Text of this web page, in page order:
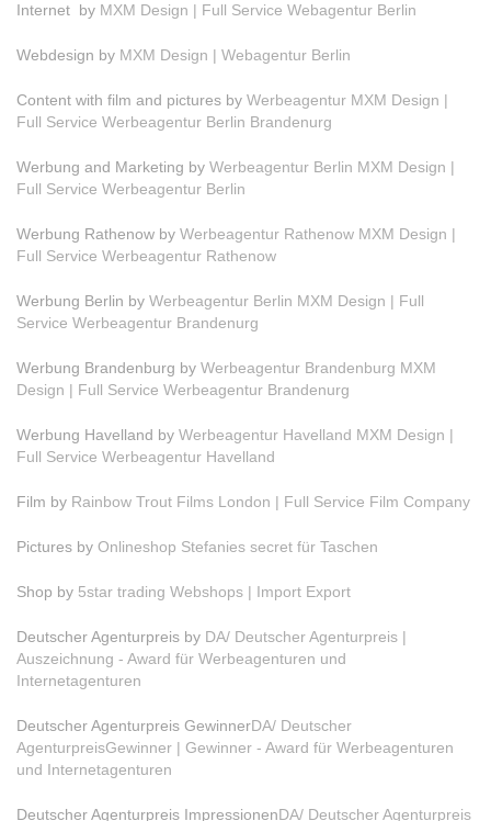
Internet by MXM Design | Full Service Webagentur Berlin
Webdesign by MXM Design | Webagentur Berlin
Content with film and pictures by Werbeagentur MXM Design |
Full Service Werbeagentur Berlin Brandenurg
Werbung and Marketing by Werbeagentur Berlin MXM Design |
Full Service Werbeagentur Berlin
Werbung Rathenow by Werbeagentur Rathenow MXM Design |
Full Service Werbeagentur Rathenow
Werbung Berlin by Werbeagentur Berlin MXM Design | Full
Service Werbeagentur Brandenurg
Werbung Brandenburg by Werbeagentur Brandenburg MXM
Design | Full Service Werbeagentur Brandenurg
Werbung Havelland by Werbeagentur Havelland MXM Design |
Full Service Werbeagentur Havelland
Film by Rainbow Trout Films London | Full Service Film Company
Pictures by Onlineshop Stefanies secret für Taschen
Shop by 5star trading Webshops | Import Export
Deutscher Agenturpreis by DA/ Deutscher Agenturpreis |
Auszeichnung - Award für Werbeagenturen und
Internetagenturen
Deutscher Agenturpreis GewinnerDA/ Deutscher
AgenturpreisGewinner | Gewinner - Award für Werbeagenturen
und Internetagenturen
Deutscher Agenturpreis ImpressionenDA/ Deutscher Agenturpreis